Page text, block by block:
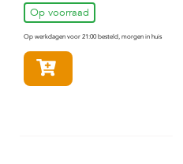
Op voorraad
Op werkdagen voor 21:00 besteld, morgen in huis